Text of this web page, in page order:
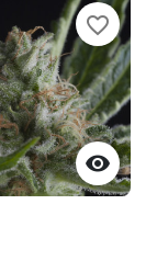

favorite_border